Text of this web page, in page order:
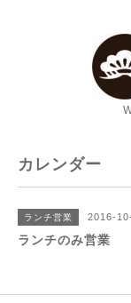
カレンダー
ランチ営業 2016-
ランチのみ営業